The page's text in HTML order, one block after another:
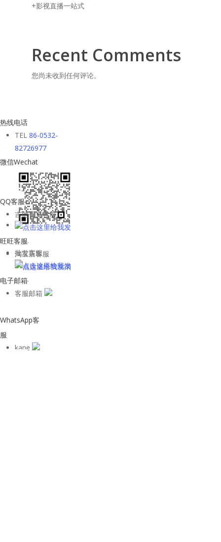
+影视直播一站式
Recent Comments
您尚未收到任何评论。
热线电话
TEL 86-0532-
82726977
微信Wechat
QQ客服
吉他平方客服
批发客服
旺旺客服
淘宝店客服
电子邮箱
客服邮箱
WhatsApp客
服
kane